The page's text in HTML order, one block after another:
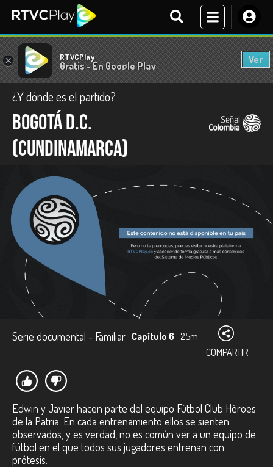
× RTVCPlay
Gratis - En Google Play
Ver
¿Y dónde es el partido?
Bogotá D.C.
(Cundinamarca)
Serie documental - Familiar Capítulo 6 25m
COMPARTIR
Edwin y Javier hacen parte del equipo Fútbol Club Héroes
de la Patria. En cada entrenamiento ellos se sienten
observados, y es verdad, no es común ver a un equipo de
fútbol en el que todos sus jugadores entrenan con
prótesis.